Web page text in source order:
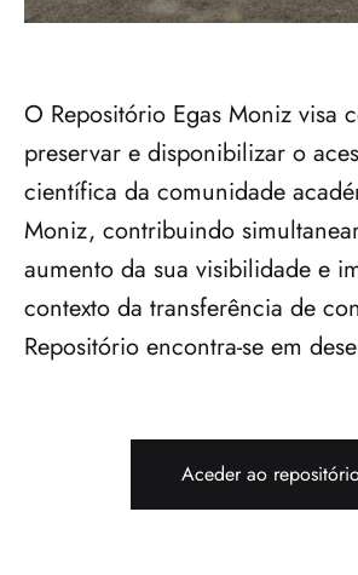
O Repositório Egas Moniz visa
preservar e disponibilizar o
científica da comunidade
Moniz, contribuindo
aumento da sua visibilidade e
contexto da transferência de
Repositório encontra-se em
Aceder ao